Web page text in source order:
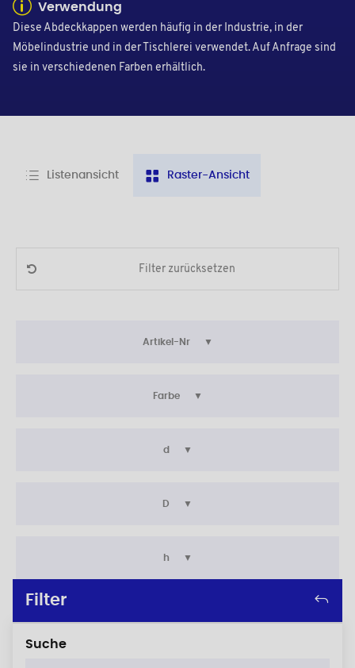
Verwendung
Diese Abdeckkappen werden häufig in der Industrie, in der
Möbelindustrie und in der Tischlerei verwendet. Auf Anfrage sind
sie in verschiedenen Farben erhältlich.
Listenansicht Raster-Ansicht
Filter zurücksetzen
Artikel-Nr
Farbe
d
D
h
Filter
Suche